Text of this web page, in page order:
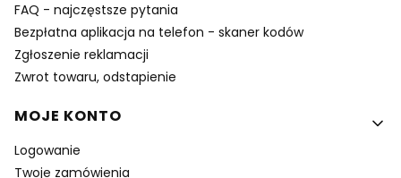
FAQ - najczęstsze pytania
Bezpłatna aplikacja na telefon - skaner kodów
Zgłoszenie reklamacji
Zwrot towaru, odstapienie
MOJE KONTO
Logowanie
Twoje zamówienia